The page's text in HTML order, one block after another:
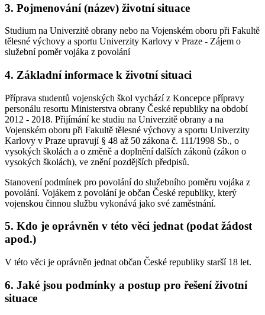
3. Pojmenování (název) životní situace
Studium na Univerzitě obrany nebo na Vojenském oboru při Fakultě
tělesné výchovy a sportu Univerzity Karlovy v Praze - Zájem o
služební poměr vojáka z povolání
4. Základní informace k životní situaci
Příprava studentů vojenských škol vychází z Koncepce přípravy
personálu resortu Ministerstva obrany České republiky na období
2012 - 2018. Přijímání ke studiu na Univerzitě obrany a na
Vojenském oboru při Fakultě tělesné výchovy a sportu Univerzity
Karlovy v Praze upravují § 48 až 50 zákona č. 111/1998 Sb., o
vysokých školách a o změně a doplnění dalších zákonů (zákon o
vysokých školách), ve znění pozdějších předpisů.
Stanovení podmínek pro povolání do služebního poměru vojáka z
povolání. Vojákem z povolání je občan České republiky, který
vojenskou činnou službu vykonává jako své zaměstnání.
5. Kdo je oprávněn v této věci jednat (podat žádost
apod.)
V této věci je oprávněn jednat občan České republiky starší 18 let.
6. Jaké jsou podmínky a postup pro řešení životní
situace